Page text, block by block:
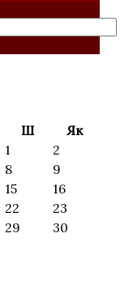
Ш
Як
1
2
8
9
15
16
22
23
29
30